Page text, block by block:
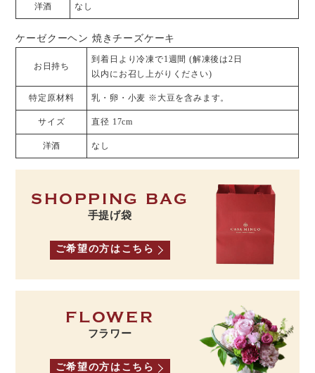
洋酒 なし
ケーゼクーヘン 焼きチーズケーキ
お日持ち
到着日より冷凍で1週間 (解凍後は2日
以内にお召し上がりください)
特定原材料 乳・卵・小麦 ※大豆を含みます。
サイズ 直径 17cm
洋酒 なし
SHOPPING BAG
手提げ袋
ご希望の方はこちら
FLOWER
フラワー
ご希望の方はこちら